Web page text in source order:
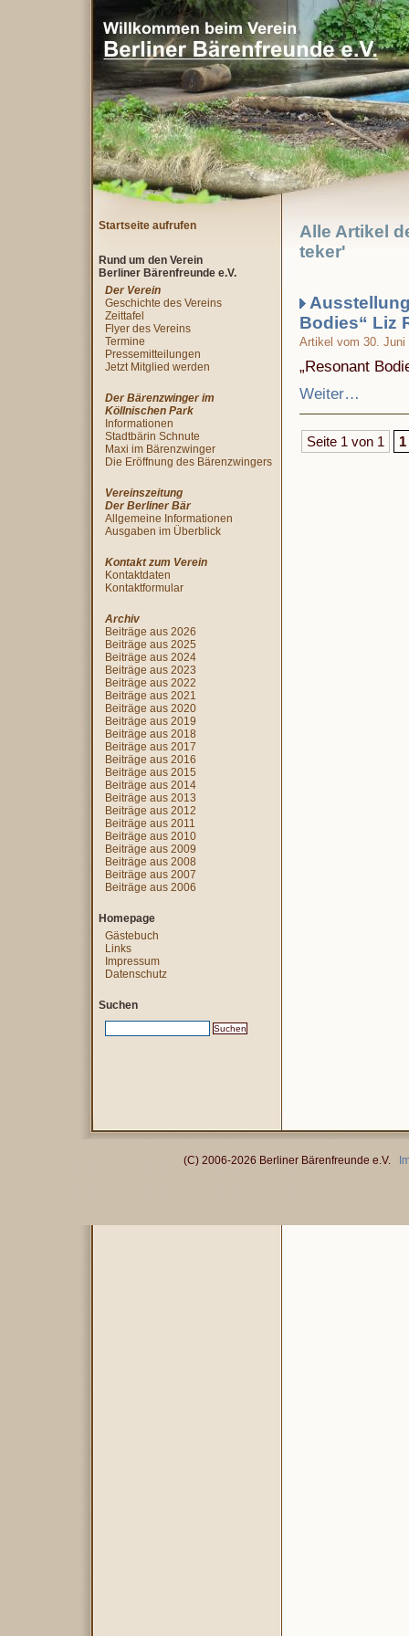
Alle Artikel
teker'
Bodies“ Liz
Artikel vom 30. Juni
„Resonant
Weiter…
Seite 1 von 1 1
Startseite aufrufen
Rund um den Verein
Berliner Bärenfreunde e.V.
Der Verein
Geschichte des Vereins
Zeittafel
Flyer des Vereins
Termine
Pressemitteilungen
Jetzt Mitglied werden
Der Bärenzwinger im
Köllnischen Park
Informationen
Stadtbärin Schnute
Maxi im Bärenzwinger
Die Eröffnung des Bärenzwingers
Vereinszeitung
Der Berliner Bär
Allgemeine Informationen
Ausgaben im Überblick
Kontakt zum Verein
Kontaktdaten
Kontaktformular
Archiv
Beiträge aus 2026
Beiträge aus 2025
Beiträge aus 2024
Beiträge aus 2023
Beiträge aus 2022
Beiträge aus 2021
Beiträge aus 2020
Beiträge aus 2019
Beiträge aus 2018
Beiträge aus 2017
Beiträge aus 2016
Beiträge aus 2015
Beiträge aus 2014
Beiträge aus 2013
Beiträge aus 2012
Beiträge aus 2011
Beiträge aus 2010
Beiträge aus 2009
Beiträge aus 2008
Beiträge aus 2007
Beiträge aus 2006
Homepage
Gästebuch
Links
Impressum
Datenschutz
Suchen
(C) 2006-2026 Berliner Bärenfreunde e.V.